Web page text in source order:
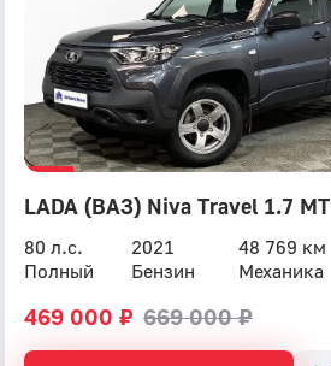
LADA (ВАЗ) Niva Travel 1.7 MT
80 л.с. 2021
48 769 км
Полный
Бензин Механика
469 000 ₽ 669 000 ₽